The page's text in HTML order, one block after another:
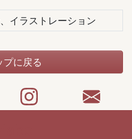
イラストレーション
に戻る